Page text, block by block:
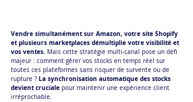
Vendre simultanément sur Amazon, votre site Shopify
et plusieurs marketplaces démultiplie votre visibilité et
vos ventes. Mais cette stratégie multi-canal pose un défi
majeur : comment gérer vos stocks en temps réel sur
toutes ces plateformes sans risquer de survente ou de
rupture ? La synchronisation automatique des stocks
devient cruciale pour maintenir une expérience client
irréprochable.